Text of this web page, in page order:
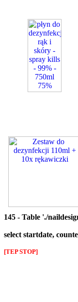
145 - Table './
select startdate,
[TEP STOP]